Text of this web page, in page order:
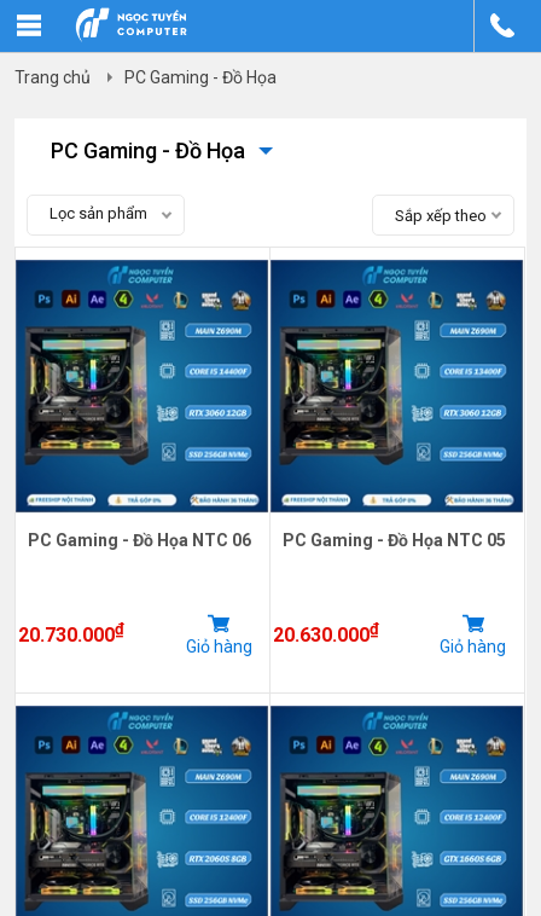
Trang chủ PC Gaming - Đồ Họa
PC Gaming - Đồ Họa
Lọc sản phẩm Sắp xếp theo
PC Gaming - Đồ Họa NTC 06
20.730.000₫
Giỏ hàng
PC Gaming - Đồ Họa NTC 05
20.630.000₫
Giỏ hàng